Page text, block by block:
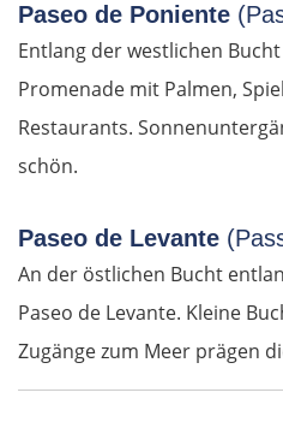
Paseo de Poniente
Entlang der westlichen
Promenade mit Palmen,
Restaurants.
schön.
Paseo de Levante
An der östlichen Bucht
Paseo de Levante. Kleine
Zugänge zum Meer prägen
Spreewald
Senftenberg
Sächsische Schweiz
Tschechien